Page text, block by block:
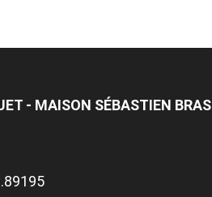
- MAISON SÉBASTIEN BRAS